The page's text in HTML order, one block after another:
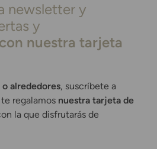
newsletter y
y
con nuestra tarjeta
o alrededores, suscríbete a
regalamos nuestra tarjeta de
la que disfrutarás de